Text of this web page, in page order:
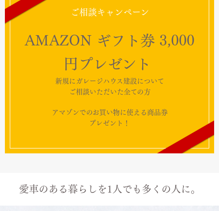
ご相談キャンペーン
AMAZON ギフト券 3,000
円プレゼント
新規にガレージハウス建設について
ご相談いただいた全ての方
アマゾンでのお買い物に使える商品券
プレゼント！
愛車のある暮らしを1人でも多くの人に。